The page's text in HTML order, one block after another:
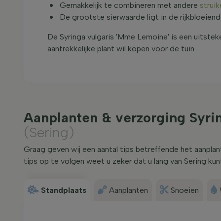
Gemakkelijk te combineren met andere
De grootste sierwaarde ligt in de
De Syringa vulgaris 'Mme Lemoine' is een
aantrekkelijke plant wil kopen voor de tuin.
Aanplanten & verzorging
(Sering)
Graag geven wij een aantal tips betreffende het
tips op te volgen weet u zeker dat u lang van Sering
Standplaats Aanplanten Snoeien